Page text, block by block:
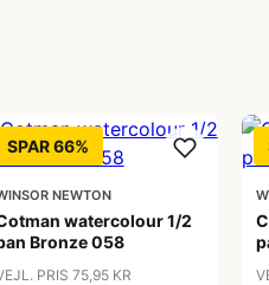
SPAR 66%
NEWTON
watercolour 1/2
Bronze 058
PRIS 75,95 KR